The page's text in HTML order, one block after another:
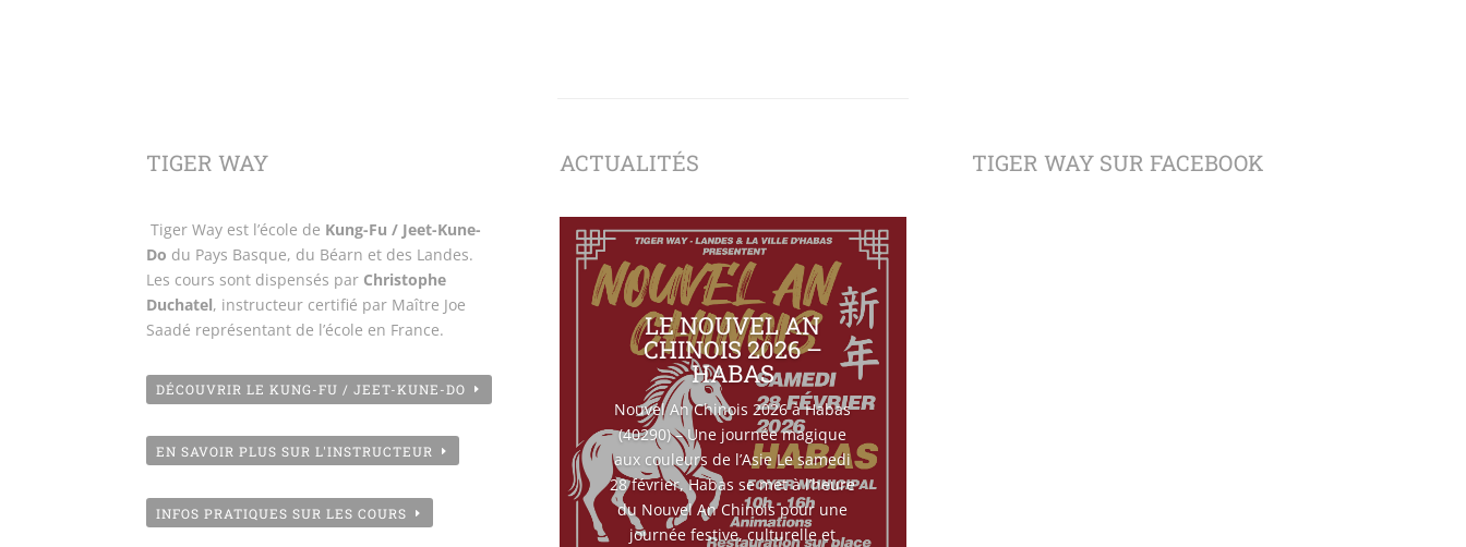
TIGER WAY
Tiger Way est l’école de Kung-Fu / Jeet-Kune-
Do du Pays Basque, du Béarn et des Landes.
Les cours sont dispensés par Christophe
Duchatel, instructeur certifié par Maître Joe
Saadé représentant de l’école en France.
DÉCOUVRIR LE KUNG-FU / JEET-KUNE-DO
EN SAVOIR PLUS SUR L'INSTRUCTEUR
INFOS PRATIQUES SUR LES COURS
ACTUALITÉS
LE NOUVEL AN
CHINOIS 2026 –
HABAS
Nouvel An Chinois 2026 à Habas
(40290) – Une journée magique
aux couleurs de l’Asie Le samedi
28 février, Habas se met à l’heure
du Nouvel An Chinois pour une
journée festive, culturelle et
TIGER WAY SUR FACEBOOK